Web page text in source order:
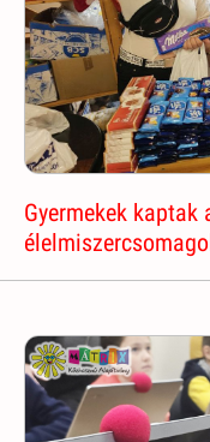
Gyermekek kaptak